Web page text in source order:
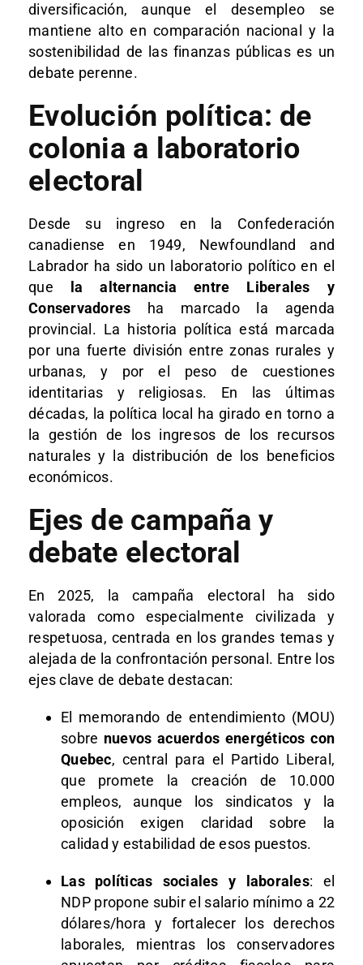
diversificación, aunque el desempleo se
mantiene alto en comparación nacional y la
sostenibilidad de las finanzas públicas es un
debate perenne.​
Evolución política: de
colonia a laboratorio
electoral
Desde su ingreso en la Confederación
canadiense en 1949, Newfoundland and
Labrador ha sido un laboratorio político en el
que
la alternancia entre Liberales y
Conservadores ha marcado la agenda
provincial. La historia política está marcada
por una fuerte división entre zonas rurales y
urbanas, y por el peso de cuestiones
identitarias y religiosas. En las últimas
décadas, la política local ha girado en torno a
la gestión de los ingresos de los recursos
naturales y la distribución de los beneficios
económicos.​
Ejes de campaña y
debate electoral
En 2025, la campaña electoral ha sido
valorada como especialmente civilizada y
respetuosa, centrada en los grandes temas y
alejada de la confrontación personal. Entre los
ejes clave de debate destacan:​
El memorando de entendimiento (MOU)
sobre nuevos acuerdos energéticos con
Quebec, central para el Partido Liberal,
que promete la creación de 10.000
empleos, aunque los sindicatos y la
oposición exigen claridad sobre la
calidad y estabilidad de esos puestos.​
Las políticas sociales y laborales: el
NDP propone subir el salario mínimo a 22
dólares/hora y fortalecer los derechos
laborales, mientras los conservadores